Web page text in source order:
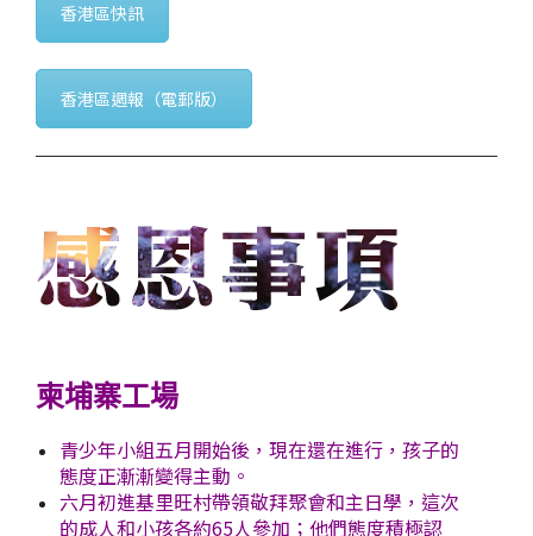
香港區快訊
香港區週報（電郵版）
柬埔寨工場
青少年小組五月開始後，現在還在進行，孩子的
態度正漸漸變得主動。
六月初進基里旺村帶領敬拜聚會和主日學，這次
的成人和小孩各約65人參加；他們態度積極認